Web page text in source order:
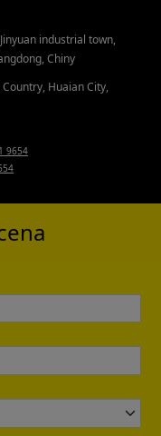
industrial town,
Chiny
Huaian City,
9654